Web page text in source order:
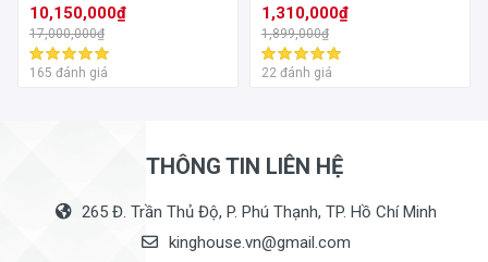
1010HJ
10,150,000₫
17,000,000₫
165 đánh giá
1,310,000₫
1,899,000₫
22 đánh giá
THÔNG TIN LIÊN HỆ
265 Đ. Trần Thủ Độ, P. Phú Thạnh, TP. Hồ Chí Minh
kinghouse.vn@gmail.com